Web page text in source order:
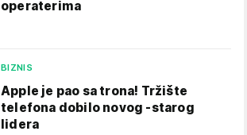
operaterima
BIZNIS
Apple je pao sa trona! Tržište
telefona dobilo novog -starog
lidera